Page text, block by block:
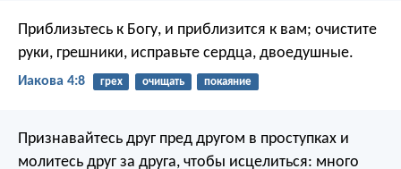
Приблизьтесь к Богу, и приблизится к вам; очистите
руки, грешники, исправьте сердца, двоедушные.
Иакова 4:8 грех очищать покаяние
Признавайтесь друг пред другом в проступках и
молитесь друг за друга, чтобы исцелиться: много